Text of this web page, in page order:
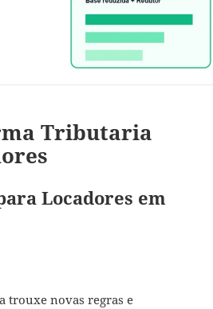
Tributaria
Locadores em
trouxe novas regras e